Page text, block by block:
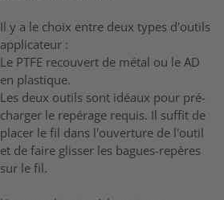
Il y a le choix entre deux types d'outils
applicateur :
Le PTFE recouvert de métal ou le AD
en plastique.
Les deux outils sont idéaux pour pré-
charger le repérage requis. Il suffit de
placer le fil dans l'ouverture de l'outil
et de faire glisser les bagues-repères
sur le fil.